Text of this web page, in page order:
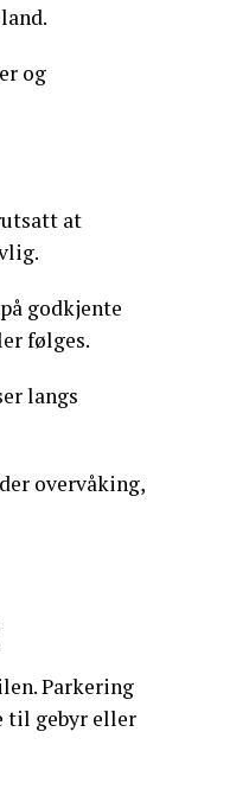
og
at
godkjente
følges.
langs
overvåking,
Parkering
til gebyr eller